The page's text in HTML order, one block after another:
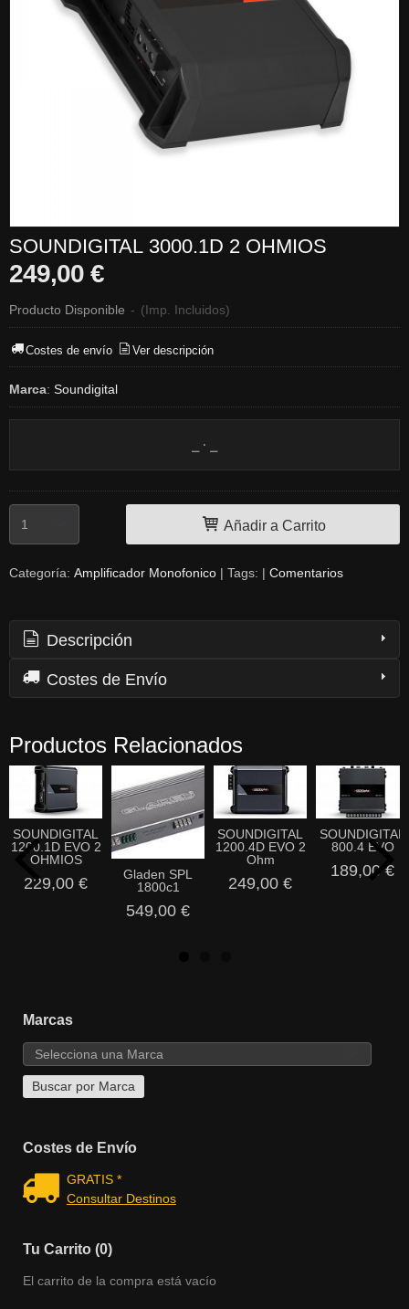
Marcas
Costes de Envío
GRATIS *
Consultar Destinos
Tu Carrito (0)
El carrito de la compra está vacío
SOUNDIGITAL 3000.1D 2 OHMIOS
249,00 €
Producto Disponible - (Imp. Incluidos)
Costes de envío Ver descripción
Marca: Soundigital
Añadir a Carrito
Categoría: Amplificador Monofonico | Tags: | Comentarios
Descripción
Costes de Envío
Productos Relacionados
SOUNDIGITAL
1200.1D EVO 2
OHMIOS
229,00 €
Gladen SPL
1800c1
549,00 €
SOUNDIGITAL
1200.4D EVO 2
Ohm
249,00 €
SOUNDIGITAL
800.4 EVO
189,00 €